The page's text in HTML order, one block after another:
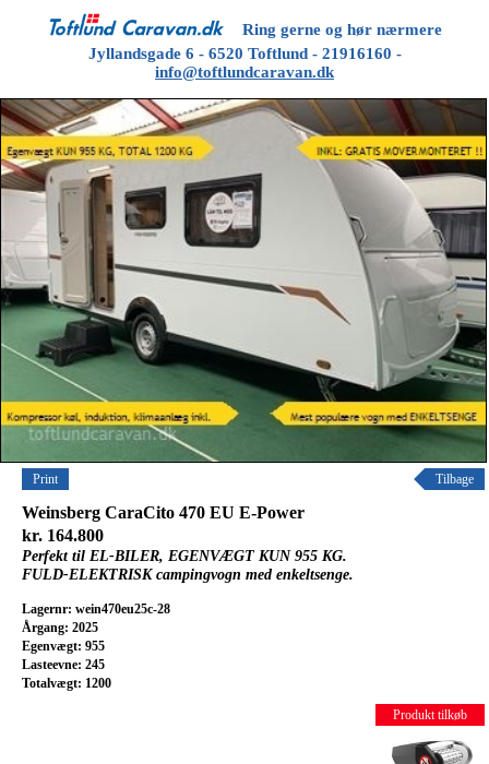
Ring gerne og hør nærmere
Jyllandsgade 6 - 6520 Toftlund - 21916160 -
info@toftlundcaravan.dk
Weinsberg CaraCito 470 EU E-Power
kr. 164.800
Perfekt til EL-BILER, EGENVÆGT KUN 955 KG.
FULD-ELEKTRISK campingvogn med enkeltsenge.
Lagernr: wein470eu25c-28
Årgang: 2025
Egenvægt: 955
Lasteevne: 245
Totalvægt: 1200
Produkt tilkøb
Tilbage
Print